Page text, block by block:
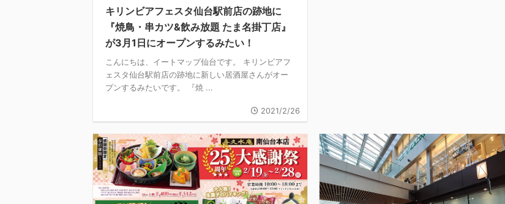
キリンビアフェスタ仙台駅前店の跡地に
『焼鳥・串カツ&飲み放題 たま名掛丁店』
が3月1日にオープンするみたい！
こんにちは、イートマップ仙台です。 キリンビアフ
ェスタ仙台駅前店の跡地に新しい居酒屋さんがオー
プンするみたいです。 『焼 ...
2021/2/26